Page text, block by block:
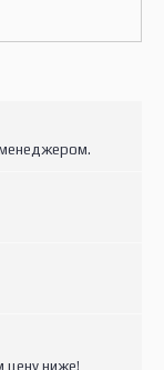
цену ниже!